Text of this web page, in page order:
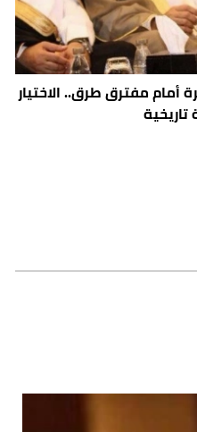
أمام مفترق طرق.. الاختيار